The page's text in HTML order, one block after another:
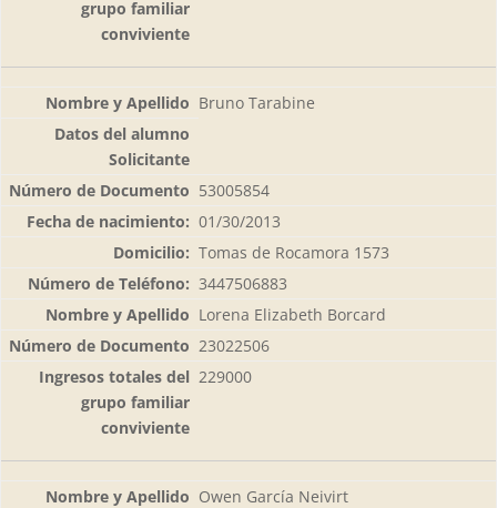
Bruno Tarabine
53005854
01/30/2013
Tomas de Rocamora 1573
3447506883
Lorena Elizabeth Borcard
23022506
229000
Owen García Neivirt